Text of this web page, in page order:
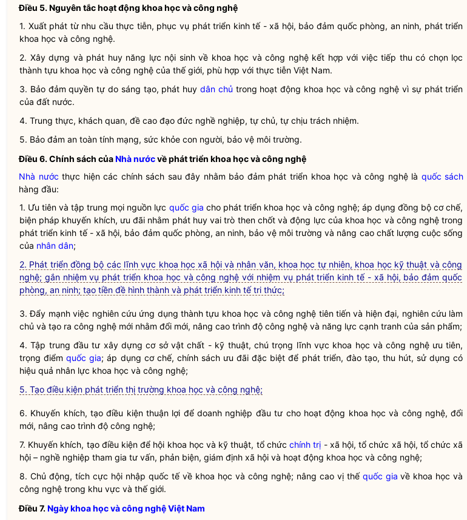
Điều 5. Nguyên tắchoạt động khoa học và công nghệ
1. Xuất phát từ nhu cầu thực tiễn, phục vụ phát triển kinh tế - xã hội, bảo đảm quốc phòng, an ninh, phát triển
khoa học và công nghệ.
2. Xây dựng và phát huy năng lực nội sinh về khoa học vàcông nghệkết hợp với việc tiếp thu có chọn lọc
thành tựu khoa học và công nghệ của thế giới, phù hợp với thực tiễn Việt Nam.
3. Bảo đảm quyền tự do sáng tạo, phát huy dân chủ trong hoạt động khoa học và công nghệ vì sự phát triển
của đất nước.
4. Trung thực, khách quan, đề cao đạo đức nghề nghiệp, tự chủ, tự chịu trách nhiệm.
5. Bảo đảm an toàn tính mạng, sức khỏe con người, bảo vệ môi trường.
Điều 6. Chính sách củaNhà nướcvề phát triển khoa họcvàcông nghệ
Nhà nước thực hiện các chính sách sau đây nhằm bảo đảm phát triển khoa học vàcông nghệlà quốc sách
hàng đầu:
1. Ưu tiên và tập trung mọi nguồn lực quốc gia cho phát triển khoa học và công nghệ; áp dụng đồng bộ cơ chế,
biện pháp khuyến khích, ưu đãi nhằm phát huy vai trò then chốt và động lực của khoa học và công nghệ trong
phát triển kinh tế - xã hội, bảo đảm quốc phòng, an ninh, bảo vệ môi trường và nâng cao chất lượng cuộc sống
của nhân dân;
2. Phát triển đồng bộ các lĩnh vực khoa học xã hội và nhân văn, khoa học tự nhiên, khoa học kỹ thuật và công
nghệ; gắn nhiệm vụ phát triển khoa học và công nghệ với nhiệm vụ phát triển kinh tế - xã hội, bảo đảm quốc
phòng, an ninh; tạo tiền đề hình thành và phát triển kinh tế tri thức;
3. Đẩy mạnh việc nghiên cứu ứng dụng thành tựu khoa học và công nghệ tiên tiến và hiện đại, nghiên cứu làm
chủ và tạo ra công nghệ mới nhằm đổi mới, nâng cao trình độ công nghệ và năng lực cạnh tranh của sản phẩm;
4. Tập trung đầu tư xây dựng cơ sở vật chất - kỹ thuật, chú trọng lĩnh vực khoa học vàcông nghệưu tiên,
trọng điểmquốc gia; áp dụng cơ chế, chính sách ưu đãi đặc biệt để phát triển, đào tạo, thu hút, sử dụng có
hiệu quả nhân lực khoa học và công nghệ;
5. Tạo điều kiện phát triển thị trường khoa học và công nghệ;
6. Khuyến khích, tạo điều kiện thuận lợi để doanh nghiệp đầu tư cho hoạt động khoa học và công nghệ, đổi
mới, nâng cao trình độ công nghệ;
7. Khuyến khích, tạo điều kiện để hội khoa học và kỹ thuật, tổ chứcchính trị - xã hội, tổ chức xã hội, tổ chức xã
hội – nghề nghiệp tham gia tư vấn, phản biện, giám định xã hội và hoạt động khoa học và công nghệ;
8. Chủ động, tích cực hội nhập quốc tế về khoa học và công nghệ; nâng cao vị thế quốc gia về khoa học và
công nghệ trong khu vực và thế giới.
Điều 7.Ngày khoa học và công nghệ Việt Nam